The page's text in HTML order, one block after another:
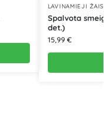
LAVINAMIEJI
Spalvota
det.)
15,99 €